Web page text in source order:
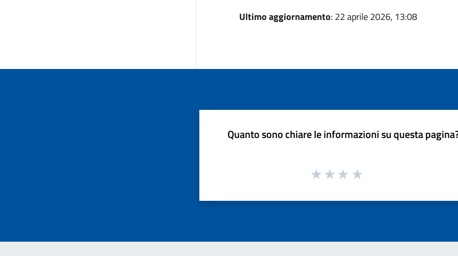
Ultimo aggiornamento: 22 aprile 2026, 13:08
Quanto sono chiare le informazioni su questa